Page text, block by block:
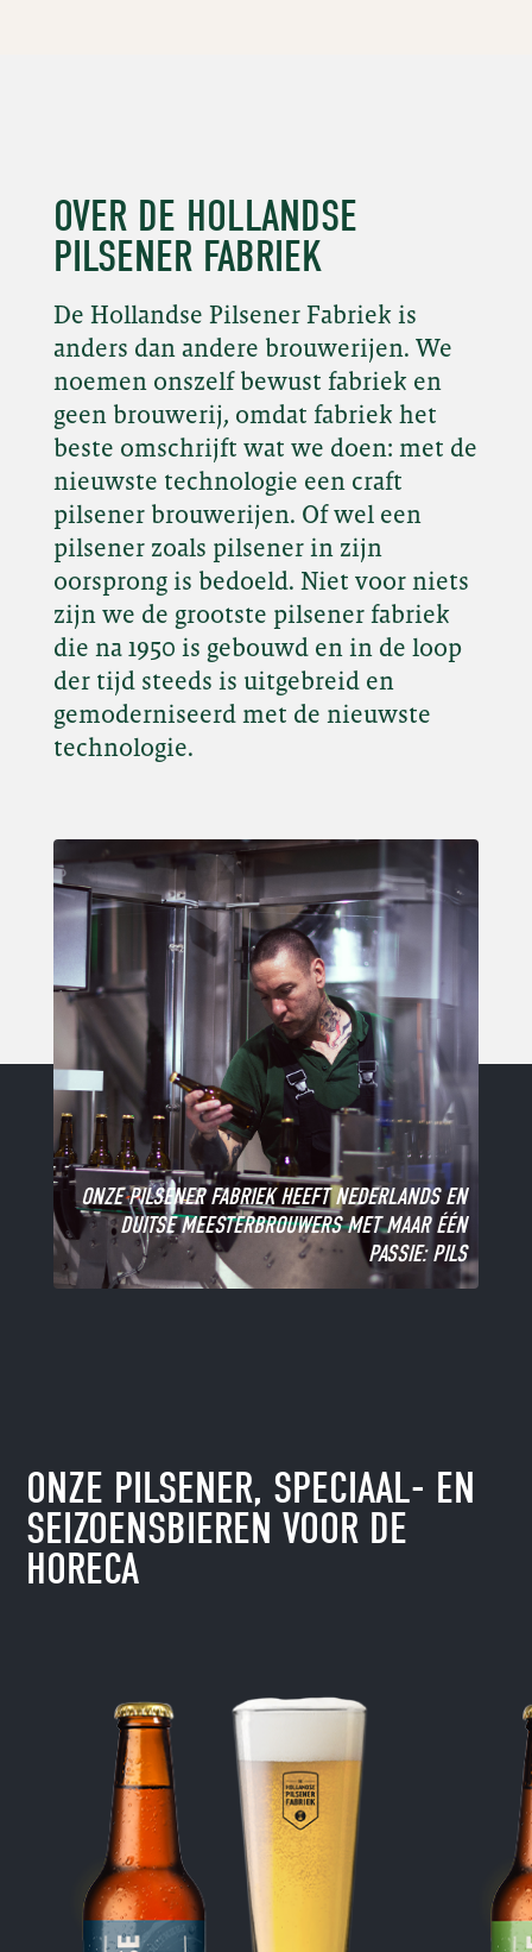
OVER DE HOLLANDSE
PILSENER FABRIEK
De Hollandse Pilsener Fabriek is
anders dan andere brouwerijen. We
noemen onszelf bewust fabriek en
geen brouwerij, omdat fabriek het
beste omschrijft wat we doen: met de
nieuwste technologie een craft
pilsener brouwerijen. Of wel een
pilsener zoals pilsener in zijn
oorsprong is bedoeld. Niet voor niets
zijn we de grootste pilsener fabriek
die na 1950 is gebouwd en in de loop
der tijd steeds is uitgebreid en
gemoderniseerd met de nieuwste
technologie.
ONZE PILSENER FABRIEK HEEFT NEDERLANDS EN
DUITSE MEESTERBROUWERS MET MAAR ÉÉN
PASSIE: PILS
ONZE PILSENER, SPECIAAL- EN
SEIZOENSBIEREN VOOR DE
HORECA